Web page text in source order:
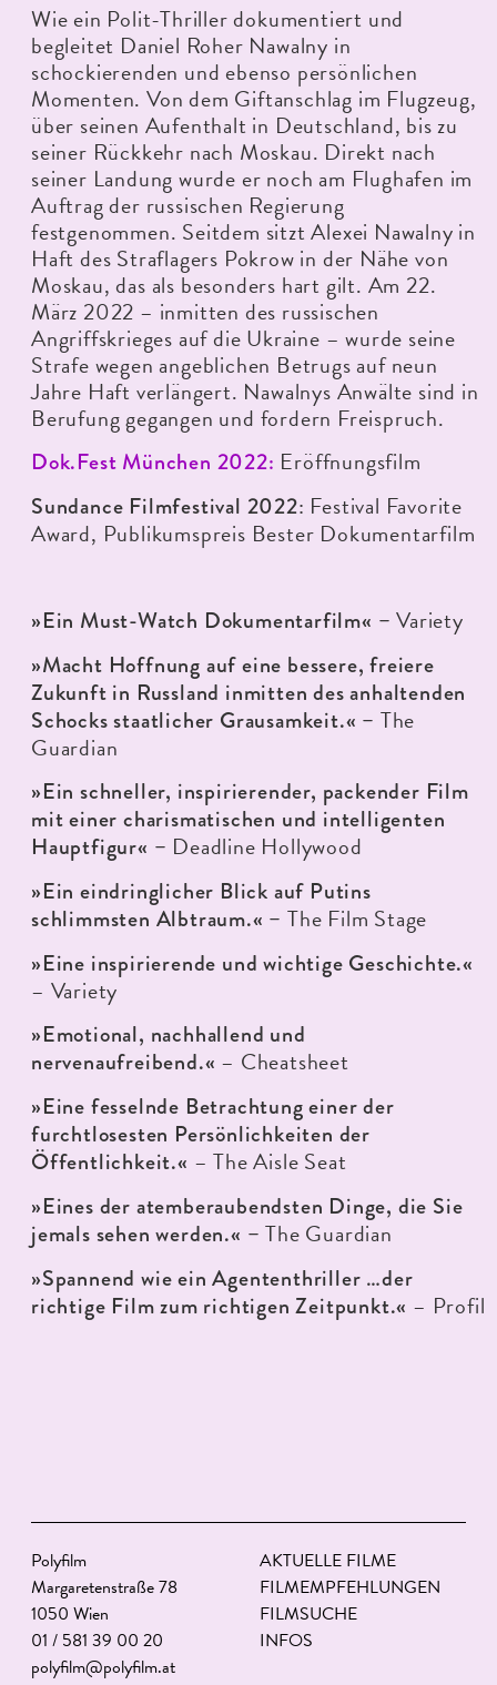
Wie ein Polit-Thriller dokumentiert und
begleitet Daniel Roher Nawalny in
schockierenden und ebenso persönlichen
Momenten. Von dem Giftanschlag im Flugzeug,
über seinen Aufenthalt in Deutschland, bis zu
seiner Rückkehr nach Moskau. Direkt nach
seiner Landung wurde er noch am Flughafen im
Auftrag der russischen Regierung
festgenommen. Seitdem sitzt Alexei Nawalny in
Haft des Straflagers Pokrow in der Nähe von
Moskau, das als besonders hart gilt. Am 22.
März 2022 – inmitten des russischen
Angriffskrieges auf die Ukraine – wurde seine
Strafe wegen angeblichen Betrugs auf neun
Jahre Haft verlängert. Nawalnys Anwälte sind in
Berufung gegangen und fordern Freispruch.
Dok.Fest München 2022: Eröffnungsfilm
Sundance Filmfestival 2022: Festival Favorite
Award, Publikumspreis Bester Dokumentarfilm
»Ein Must-Watch Dokumentarfilm« – Variety
»Macht Hoffnung auf eine bessere, freiere
Zukunft in Russland inmitten des anhaltenden
Schocks staatlicher Grausamkeit.« – The
Guardian
»Ein schneller, inspirierender, packender Film
mit einer charismatischen und intelligenten
Hauptfigur« – Deadline Hollywood
»Ein eindringlicher Blick auf Putins
schlimmsten Albtraum.« –The Film Stage
»Eine inspirierende und wichtige Geschichte.«
– Variety
»Emotional, nachhallend und
nervenaufreibend.« – Cheatsheet
»Eine fesselnde Betrachtung einer der
furchtlosesten Persönlichkeiten der
Öffentlichkeit.« – The Aisle Seat
»Eines der atemberaubendsten Dinge, die Sie
jemals sehen werden.« – The Guardian
»Spannend wie ein Agententhriller …der
richtige Film zum richtigen Zeitpunkt.« – Profil
Polyfilm
Margaretenstraße 78
1050 Wien
01 / 581 39 00 20
polyfilm@polyfilm.at
AKTUELLE FILME
FILMEMPFEHLUNGEN
FILMSUCHE
INFOS